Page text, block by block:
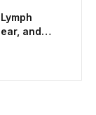
and